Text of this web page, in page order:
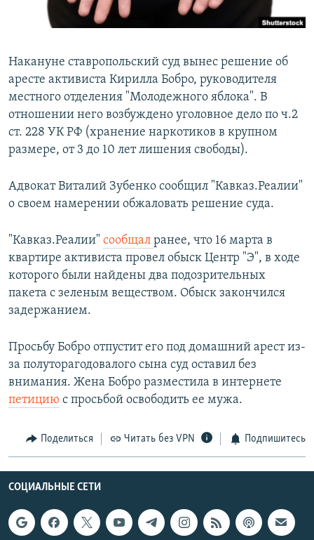
Все сайты РСЕ/РС
Накануне ставропольский суд вынес решение об
аресте активиста Кирилла Бобро, руководителя
местного отделения "Молодежного яблока". В
отношении него возбуждено уголовное дело по ч.2
ст. 228 УК РФ (хранение наркотиков в крупном
размере, от 3 до 10 лет лишения свободы).
Адвокат Виталий Зубенко сообщил "Кавказ.Реалии"
о своем намерении обжаловать решение суда.
"Кавказ.Реалии" сообщал ранее, что 16 марта в
квартире активиста провел обыск Центр "Э", в ходе
которого были найдены два подозрительных
пакета с зеленым веществом. Обыск закончился
задержанием.
Просьбу Бобро отпустит его под домашний арест из-
за полуторагодовалого сына суд оставил без
внимания. Жена Бобро разместила в интернете
петицию с просьбой освободить ее мужа.
Поделиться Читать без VPN Подпишитесь
СОЦИАЛЬНЫЕ СЕТИ